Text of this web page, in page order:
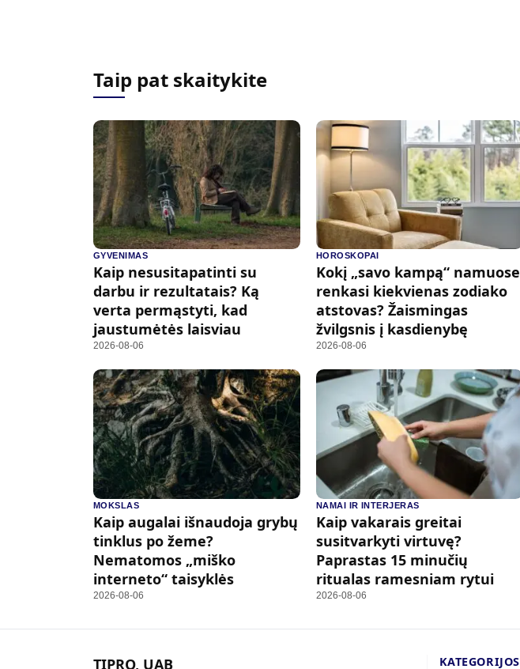
Taip pat skaitykite
GYVENIMAS
Kaip nesusitapatinti su
darbu ir rezultatais? Ką
verta permąstyti, kad
jaustumėtės laisviau
2026-08-06
HOROSKOPAI
Kokį „savo kampą“ namuose
renkasi kiekvienas zodiako
atstovas? Žaismingas
žvilgsnis į kasdienybę
2026-08-06
MOKSLAS
Kaip augalai išnaudoja grybų
tinklus po žeme?
Nematomos „miško
interneto“ taisyklės
2026-08-06
NAMAI IR INTERJERAS
Kaip vakarais greitai
susitvarkyti virtuvę?
Paprastas 15 minučių
ritualas ramesniam rytui
2026-08-06
TIPRO, UAB KATEGORIJOS